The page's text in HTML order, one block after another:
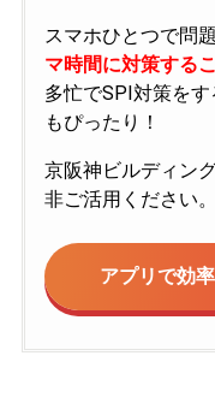
スマホひとつで問
マ時間に対策する
多忙でSPI対策を
もぴったり！
京阪神ビルディン
非ご活用ください。
アプリで効